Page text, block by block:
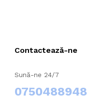
Contactează-ne
Sună-ne 24/7
0750488948